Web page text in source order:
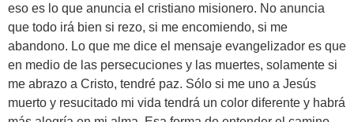
eso es lo que anuncia el cristiano misionero. No anuncia
que todo irá bien si rezo, si me encomiendo, si me
abandono. Lo que me dice el mensaje evangelizador es que
en medio de las persecuciones y las muertes, solamente si
me abrazo a Cristo, tendré paz. Sólo si me uno a Jesús
muerto y resucitado mi vida tendrá un color diferente y habrá